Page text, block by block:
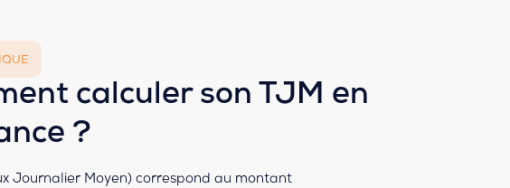
calculer son TJM en
?
Journalier Moyen) correspond au montant